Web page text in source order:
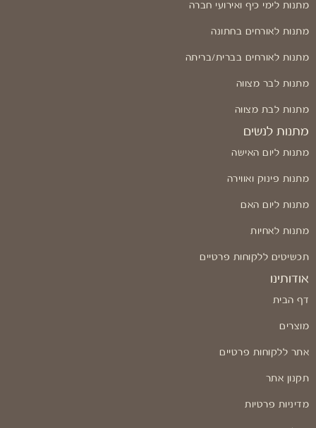
מתנות לימי כיף ואירועי חברה
מתנות לאורחים בחתונה
מתנות לאורחים בברית/בריתה
מתנות לבר מצווה
מתנות לבת מצווה
מתנות לנשים
מתנות ליום האישה
מתנות פינוק ואווירה
מתנות ליום האם
מתנות לאחיות
תכשיטים ללקוחות פרטיים
אודותינו
דף הבית
מוצרים
אתר ללקוחות פרטיים
תקנון אתר
מדיניות פרטיות